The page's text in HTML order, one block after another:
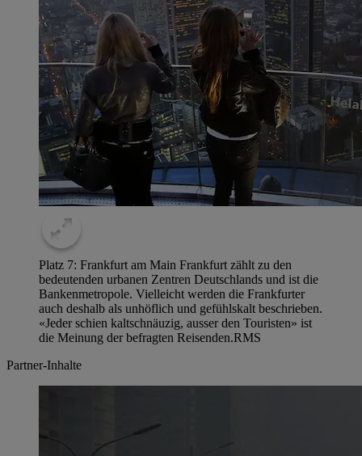
Platz 7: Frankfurt am Main Frankfurt zählt zu den
bedeutenden urbanen Zentren Deutschlands und ist die
Bankenmetropole. Vielleicht werden die Frankfurter
auch deshalb als unhöflich und gefühlskalt beschrieben.
«Jeder schien kaltschnäuzig, ausser den Touristen» ist
die Meinung der befragten Reisenden.RMS
Partner-Inhalte